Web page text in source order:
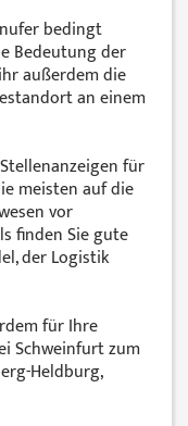
bedingt
Bedeutung der
außerdem die
an einem
für
meisten auf die
vor
finden Sie gute
der Logistik
für Ihre
Schweinfurt zum
Heldburg,